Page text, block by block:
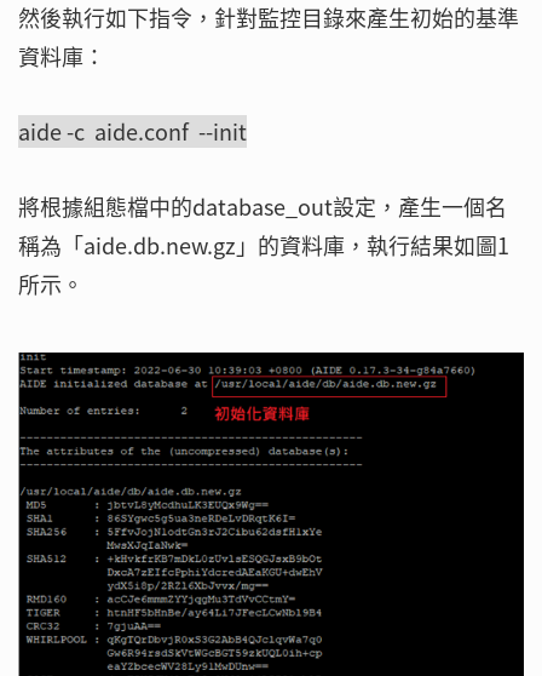
然後執行如下指令，針對監控目錄來產生初始的基準
資料庫：
aide -c aide.conf --init
將根據組態檔中的database_out設定，產生一個名
稱為「aide.db.new.gz」的資料庫，執行結果如圖1
所示。